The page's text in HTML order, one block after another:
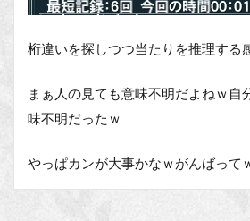
桁違いを探しつつ当たりを推理する
まぁ人の見ても意味不明だよねｗ自
味不明だったｗ
やっぱカンが大事かなｗがんばって